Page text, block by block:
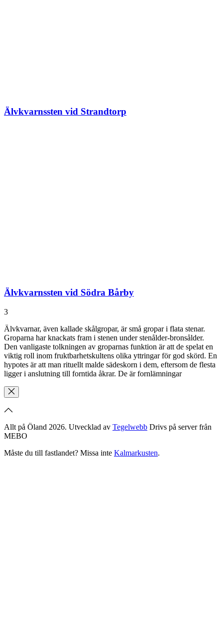
Älvkvarnssten vid Strandtorp
Älvkvarnssten vid Södra Bårby
3
Älvkvarnar, även kallade skålgropar, är små gropar i flata stenar.
Groparna har knackats fram i stenen under stenålder-bronsålder.
Den vanligaste tolkningen av groparnas funktion är att de spelat en
viktig roll inom fruktbarhetskultens olika yttringar för god skörd. En
hypotes är att man rituellt malde sädeskorn i dem, eftersom de flesta
ligger i anslutning till forntida åkrar. De är fornlämningar
Allt på Öland 2026. Utvecklad av Tegelwebb Drivs på server från
MEBO
Måste du till fastlandet? Missa inte Kalmarkusten.